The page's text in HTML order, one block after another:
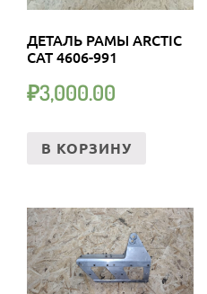
ДЕТАЛЬ РАМЫ ARCTIC
CAT 4606-991
₽3,000.00
В КОРЗИНУ